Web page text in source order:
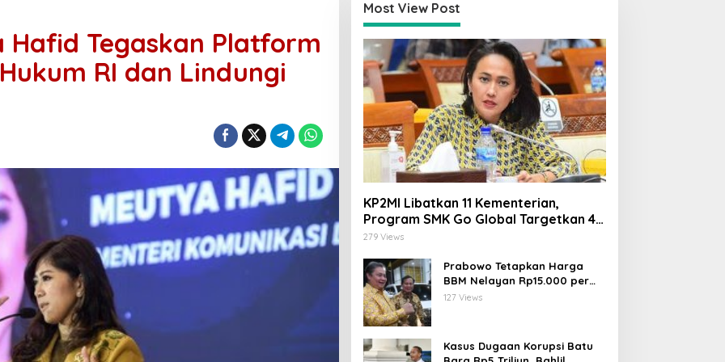
Hafid Tegaskan Platform
RI dan Lindungi
Most View Post
KP2MI Libatkan 11 Kementerian,
Program SMK Go Global Targetkan 40
Ribu Peserta Tahun Ini
279 Views
Prabowo Tetapkan Harga
BBM Nelayan Rp15.000 per
Liter, Berlaku untuk Kapal 30-
127 Views
Kasus Dugaan Korupsi Batu